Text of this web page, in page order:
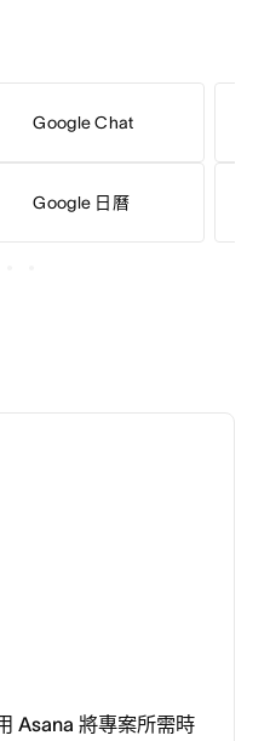
Google Chat
Google 日曆
Asana 將專案所需時